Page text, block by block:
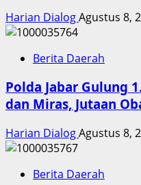
Harian DialogAgustus 8,
Berita Daerah
Polda Jabar Gulung
dan Miras, Jutaan
Harian DialogAgustus 8,
Berita Daerah